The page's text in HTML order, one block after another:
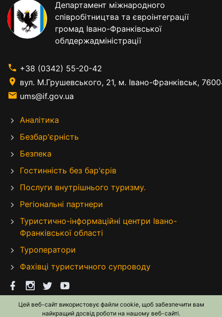
Цей веб-сайт використовує файли cookie, щоб забезпечити вам
найкращий досвід роботи на нашому веб-сайті.
Департамент міжнародного
співробітництва та євроінтеграції
громад Івано-Франківської
облдержадміністрації
+38 (0342) 55-20-42
вул. М.Грушевського, 21, м. Івано-Франківськ,
ums@if.gov.ua
Аналітика
Безбар'єрність
Безпека
Гостинність без бар'єрів
Послуги внутрішнього туризму.
Регіональні партнери
Туристично-інформаційні центри Івано-
Франківської області
Туроператори
Фахівці туристичного супроводу